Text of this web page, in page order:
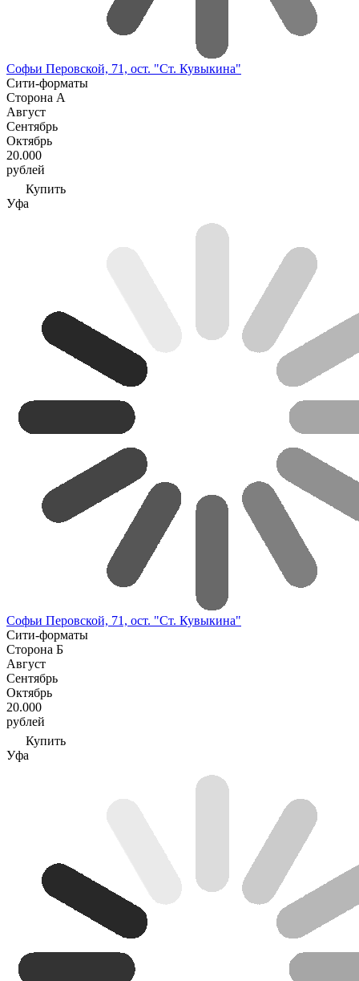
Софьи Перовской, 71, ост. "Ст. Кувыкина"
Сити-форматы
Сторона А
Август
Сентябрь
Октябрь
20.000
рублей
Купить
Уфа
Софьи Перовской, 71, ост. "Ст. Кувыкина"
Сити-форматы
Сторона Б
Август
Сентябрь
Октябрь
20.000
рублей
Купить
Уфа